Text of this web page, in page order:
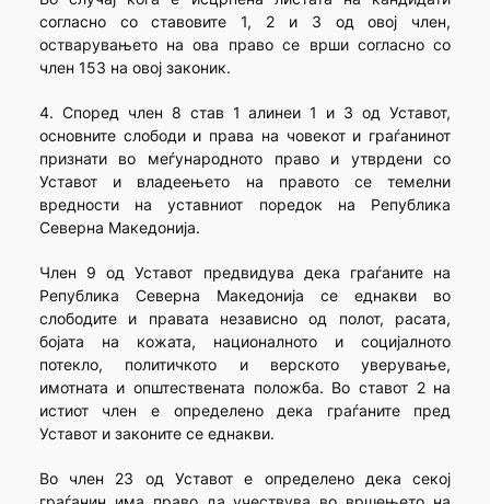
согласно со ставовите 1, 2 и 3 од овој член,
остварувањето на ова право се врши согласно со
член 153 на овој законик.
4. Според член 8 став 1 алинеи 1 и 3 од Уставот,
основните слободи и права на човекот и граѓанинот
признати во меѓународното право и утврдени со
Уставот и владеењето на правото се темелни
вредности на уставниот поредок на Република
Северна Македонија.
Член 9 од Уставот предвидува дека граѓаните на
Република Северна Македонија се еднакви во
слободите и правата независно од полот, расата,
бојата на кожата, националното и социјалното
потекло, политичкото и верското уверување,
имотната и општествената положба. Во ставот 2 на
истиот член е определено дека граѓаните пред
Уставот и законите се еднакви.
Во член 23 од Уставот е определено дека секој